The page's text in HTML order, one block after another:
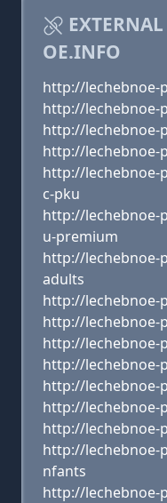
OE.INFO
http://lechebnoe-
http://lechebnoe-
http://lechebnoe-
http://lechebnoe-
http://lechebnoe-
c-pku
http://lechebnoe-
u-premium
http://lechebnoe-
adults
http://lechebnoe-
http://lechebnoe-
http://lechebnoe-
http://lechebnoe-
http://lechebnoe-
http://lechebnoe-
http://lechebnoe-
http://lechebnoe-
nfants
http://lechebnoe-